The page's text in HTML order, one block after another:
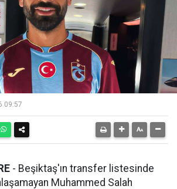
09:57
- Beşiktaş'ın transfer listesinde
Muhammed Salah